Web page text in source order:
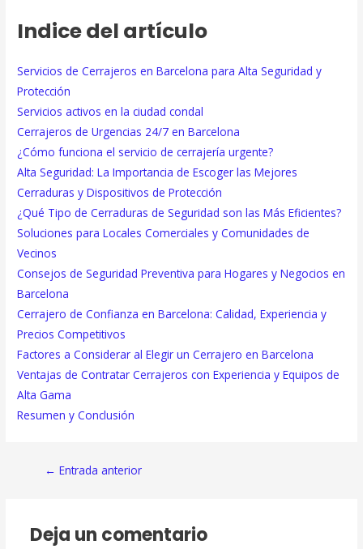
Indice del artículo
Servicios de Cerrajeros en Barcelona para Alta Seguridad y
Protección
Servicios activos en la ciudad condal
Cerrajeros de Urgencias 24/7 en Barcelona
¿Cómo funciona el servicio de cerrajería urgente?
Alta Seguridad: La Importancia de Escoger las Mejores
Cerraduras y Dispositivos de Protección
¿Qué Tipo de Cerraduras de Seguridad son las Más Eficientes?
Soluciones para Locales Comerciales y Comunidades de
Vecinos
Consejos de Seguridad Preventiva para Hogares y Negocios en
Barcelona
Cerrajero de Confianza en Barcelona: Calidad, Experiencia y
Precios Competitivos
Factores a Considerar al Elegir un Cerrajero en Barcelona
Ventajas de Contratar Cerrajeros con Experiencia y Equipos de
Alta Gama
Resumen y Conclusión
Navegación
entradas
← Entrada anterior
Deja un comentario